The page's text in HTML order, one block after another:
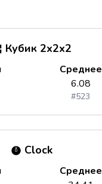
Кубик 2x2x2
Среднее
6.08
#523
Clock
Среднее